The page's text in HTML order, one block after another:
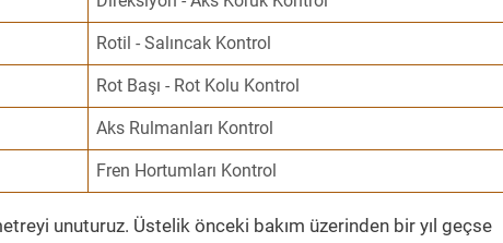
Rotil - Salıncak Kontrol
Rot Başı - Rot Kolu Kontrol
Aks Rulmanları Kontrol
Fren Hortumları Kontrol
unuturuz. Üstelik önceki bakım üzerinden bir yıl geçse